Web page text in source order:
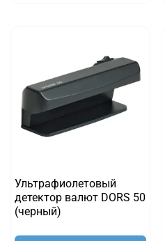
Ультрафиолетовый
детектор валют DORS 50
(черный)